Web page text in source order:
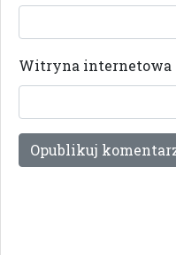
Witryna internetowa